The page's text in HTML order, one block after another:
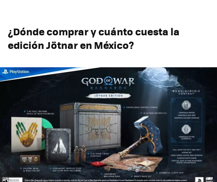
¿Dónde comprar y cuánto cuesta la
edición Jötnar en México?